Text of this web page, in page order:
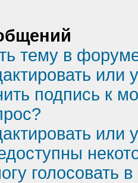
тему в
или
подпись к
или
голосовать